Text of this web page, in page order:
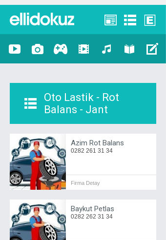
Oto Lastik - Rot
Balans - Jant
Azim Rot Balans
0282 261 31 34
Firma Detay
Baykut Petlas
0282 262 31 34